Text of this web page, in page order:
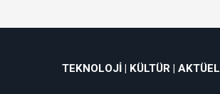
TEKNOLOJI | KÜLTÜR | AKTÜEL